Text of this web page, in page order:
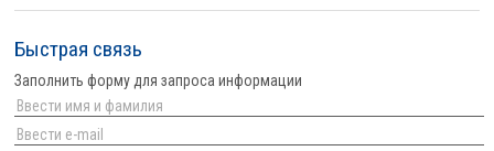
Быстрая связь
Заполнить форму для запроса информации